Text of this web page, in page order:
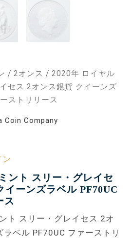
/ 2オンス / 2020年 ロイヤル
セス 2オンス銀貨 クイーンズ
ストリリース
Coin Company
ン
ント スリー・グレイセ
イーンズラベル PF70UC
ス
ト スリー・グレイセス 2オ
ベル PF70UC ファーストリ